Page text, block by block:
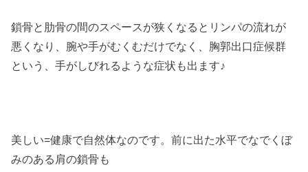
鎖骨と肋骨の間のスペースが狭くなるとリンパの流れが
悪くなり、腕や手がむくむだけでなく、胸郭出口症候群
という、手がしびれるような症状も出ます♪
美しい=健康で自然体なのです。前に出た水平でなでくぼ
みのある肩の鎖骨も